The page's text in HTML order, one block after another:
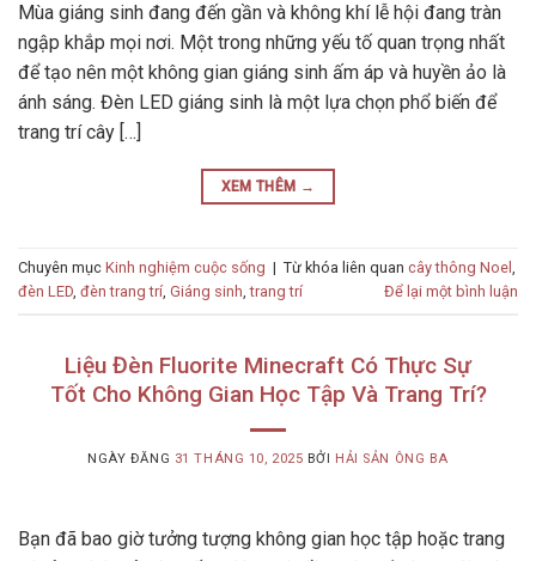
Mùa giáng sinh đang đến gần và không khí lễ hội đang tràn
ngập khắp mọi nơi. Một trong những yếu tố quan trọng nhất
để tạo nên một không gian giáng sinh ấm áp và huyền ảo là
ánh sáng. Đèn LED giáng sinh là một lựa chọn phổ biến để
trang trí cây […]
XEM THÊM →
Chuyên mục Kinh nghiệm cuộc sống | Từ khóa liên quan cây thông Noel ,
đèn LED, đèn trang trí, Giáng sinh,trang trí Để lại một bình luận
Liệu Đèn Fluorite Minecraft Có Thực Sự
Tốt Cho Không Gian Học Tập Và Trang Trí?
NGÀY ĐĂNG 31 THÁNG 10, 2025 BỞI HẢI SẢN ÔNG BA
Bạn đã bao giờ tưởng tượng không gian học tập hoặc trang